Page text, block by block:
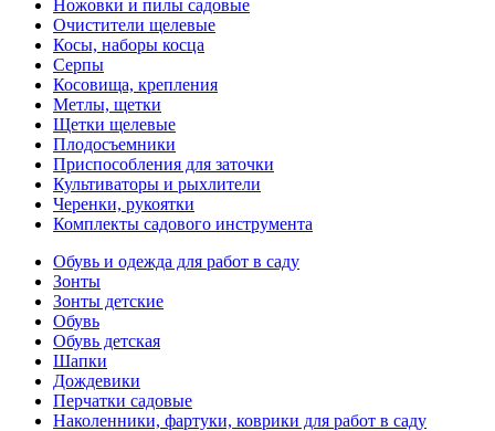
Ножовки и пилы садовые
Очистители щелевые
Косы, наборы косца
Серпы
Косовища, крепления
Метлы, щетки
Щетки щелевые
Плодосъемники
Приспособления для заточки
Культиваторы и рыхлители
Черенки, рукоятки
Комплекты садового инструмента
Обувь и одежда для работ в саду
Зонты
Зонты детские
Обувь
Обувь детская
Шапки
Дождевики
Перчатки садовые
Наколенники, фартуки, коврики для работ в саду